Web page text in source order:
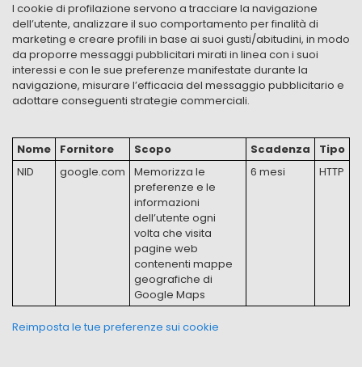
I cookie di profilazione servono a tracciare la navigazione
dell’utente, analizzare il suo comportamento per finalità di
marketing e creare profili in base ai suoi gusti/abitudini, in modo
da proporre messaggi pubblicitari mirati in linea con i suoi
interessi e con le sue preferenze manifestate durante la
navigazione, misurare l’efficacia del messaggio pubblicitario e
adottare conseguenti strategie commerciali.
Nome Fornitore Scopo Scadenza
Tipo
NID
google.com
Memorizza le
preferenze e le
informazioni
dell’utente ogni
volta che visita
pagine web
contenenti mappe
geografiche di
Google Maps
6 mesi HTTP
Reimposta le tue preferenze sui cookie